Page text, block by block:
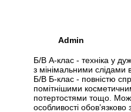
Admin
Б/В А-клас - техніка у
з мінімальними слідами
Б/В Б-клас - повністю
помітнішими
потертостями тощо.
особливості